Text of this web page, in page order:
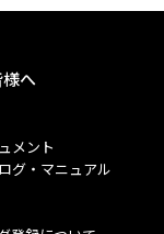
へ
メント
グ・マニュアル